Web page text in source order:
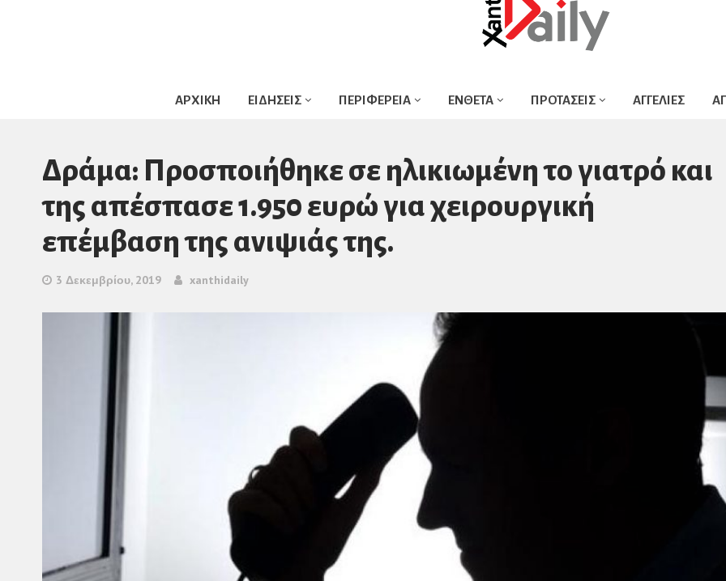
ΑΡΧΙΚΗ ΕΙΔΗΣΕΙΣ ΠΕΡΙΦΕΡΕΙΑ ΕΝΘΕΤΑ ΠΡΟΤΑΣΕΙΣ ΑΓΓΕΛΙΕΣ
Δράμα: Προσποιήθηκε σε ηλικιωμένη το γιατρό και
της απέσπασε 1.950 ευρώ για χειρουργική
επέμβαση της ανιψιάς της.
3 Δεκεμβρίου, 2019 xanthidaily